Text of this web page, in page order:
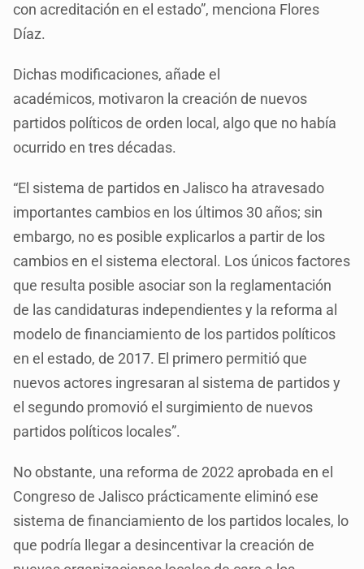
con acreditación en el estado”, menciona Flores
Díaz.
Dichas modificaciones, añade el
académicos, motivaron la creación de nuevos
partidos políticos de orden local, algo que no había
ocurrido en tres décadas.
“El sistema de partidos en Jalisco ha atravesado
importantes cambios en los últimos 30 años; sin
embargo, no es posible explicarlos a partir de los
cambios en el sistema electoral. Los únicos factores
que resulta posible asociar son la reglamentación
de las candidaturas independientes y la reforma al
modelo de financiamiento de los partidos políticos
en el estado, de 2017. El primero permitió que
nuevos actores ingresaran al sistema de partidos y
el segundo promovió el surgimiento de nuevos
partidos políticos locales”.
No obstante, una reforma de 2022 aprobada en el
Congreso de Jalisco prácticamente eliminó ese
sistema de financiamiento de los partidos locales, lo
que podría llegar a desincentivar la creación de